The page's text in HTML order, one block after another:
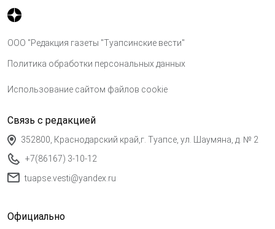
ООО "Редакция газеты "Туапсинские вести"
Политика обработки персональных данных
Использование сайтом файлов cookie
Связь с редакцией
352800, Краснодарский край,г. Туапсе, ул. Шаумяна, д. № 2
+7(86167) 3-10-12
tuapse.vesti@yandex.ru
Официально